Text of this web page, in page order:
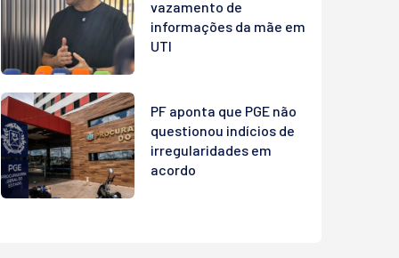
vazamento de
informações da mãe em
UTI
PF aponta que PGE não
questionou indícios de
irregularidades em
acordo